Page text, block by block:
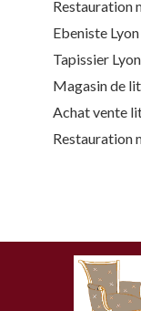
Restauration
Ebeniste
Tapissier
Magasin de
Achat vente
Restauration